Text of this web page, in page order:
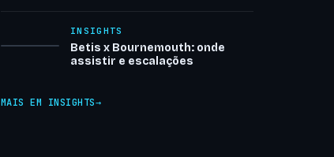
INSIGHTS
Betis x Bournemouth: onde
assistir e escalações
MAIS EM INSIGHTS